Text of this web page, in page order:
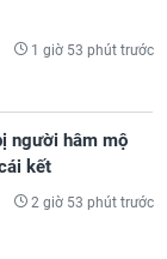
1 giờ 53 phút trước
người hâm mộ
kết
2 giờ 53 phút trước